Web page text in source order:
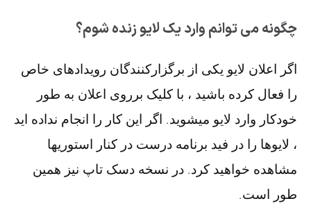
چگونه می توانم وارد یک لایو زنده شوم؟
اگر اعلان لایو یکی از برگزارکنندگان رویدادهای خاص
را فعال کرده باشید ، با کلیک برروی اعلان به طور
خودکار وارد لایو میشوید. اگر این کار را انجام نداده اید
، لایوها را در فید برنامه درست در کنار استوریها
مشاهده خواهید کرد. در نسخه دسک تاپ نیز همین
طور است.